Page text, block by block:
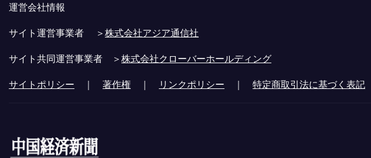
運営会社情報
サイト運営事業者 ＞株式会社アジア通信社
サイト共同運営事業者 ＞株式会社クローバーホールディング
サイトポリシー ｜ 著作権 ｜ リンクポリシー ｜ 特定商取引法に基づく表記